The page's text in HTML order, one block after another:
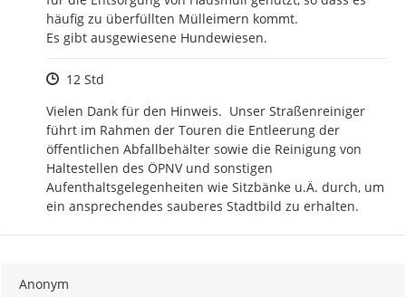
häufig zu überfüllten Mülleimern kommt.
Es gibt ausgewiesene Hundewiesen.
Zeitpunkt des Erstellens
12 Std
Vielen Dank für den Hinweis.  Unser Straßenreiniger
führt im Rahmen der Touren die Entleerung der
öffentlichen Abfallbehälter sowie die Reinigung von
Haltestellen des ÖPNV und sonstigen
Aufenthaltsgelegenheiten wie Sitzbänke u.Ä. durch, um
ein ansprechendes sauberes Stadtbild zu erhalten.
Anonym